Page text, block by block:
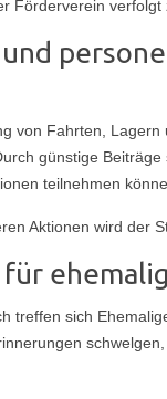
Förderverein verfolgt
von Fahrten,
günstige
teilnehmen
Aktionen wird der
treffen sich